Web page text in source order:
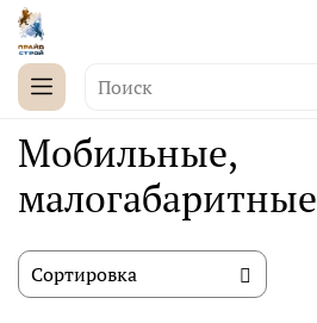
Мобильные,
малогабаритные